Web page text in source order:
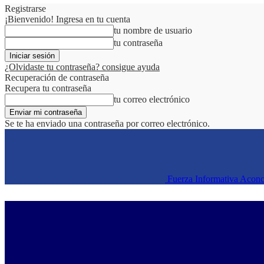
Registrarse
¡Bienvenido! Ingresa en tu cuenta
tu nombre de usuario
tu contraseña
¿Olvidaste tu contraseña? consigue ayuda
Recuperación de contraseña
Recupera tu contraseña
tu correo electrónico
Se te ha enviado una contraseña por correo electrónico.
Fuerza Informativa